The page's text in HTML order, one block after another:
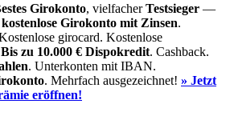
Girokonto, vielfacherTestsieger —
kostenlose Girokonto mit Zinsen.
girocard. Kostenlose
Bis zu 10.000 € Dispokredit. Cashback.
. Unterkonten mit IBAN.
. Mehrfach ausgezeichnet! » Jetzt
eröffnen!